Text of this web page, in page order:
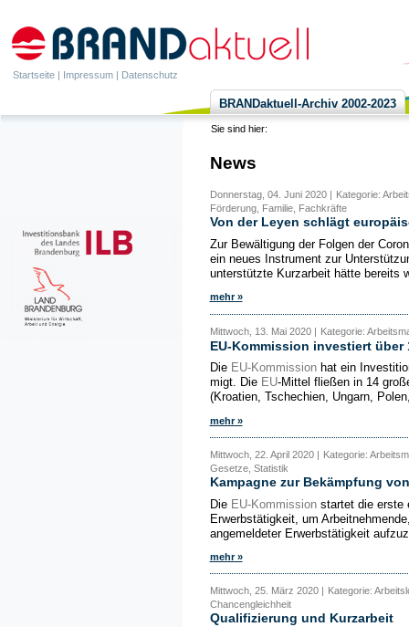
Startseite | Impressum | Datenschutz
BRANDaktuell-Archiv 2002-2023
Sie sind hier:
News
Donnerstag, 04. Juni 2020 |
Kategorie:
Förderung, Familie, Fachkräfte
Von der Leyen schlägt
Zur Bewältigung der Folgen der
ein neues Instrument zur
unterstützte Kurzarbeit hätte bereits
mehr »
Mittwoch, 13. Mai 2020 | Kategorie:
EU-Kommission investiert über
Die EU-Kommissionhat ein
migt. Die EU-Mittel fließen in 14
(Kroatien, Tschechien, Ungarn,
mehr »
Mittwoch, 22. April 2020 | Kategorie:
Gesetze, Statistik
Kampagne zur Bekämpfung
Die EU-Kommissionstartet die erste
Erwerbstätigkeit, um
angemeldeter Erwerbstätigkeit
mehr »
Mittwoch, 25. März 2020 |
Kategorie:
Chancengleichheit
Qualifizierung und Kurzarbeit